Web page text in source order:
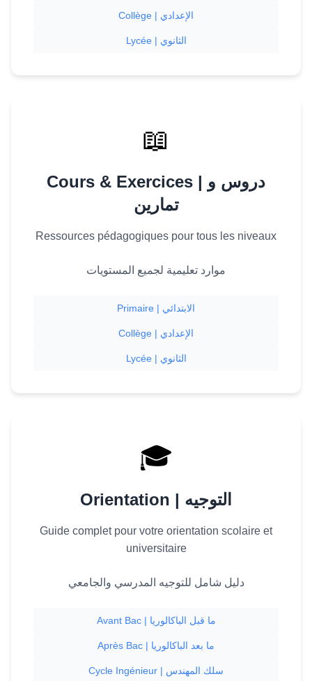
Collège | الإعدادي
Lycée | الثانوي
📖
Cours & Exercices | دروس و
تمارين
Ressources pédagogiques pour tous les niveaux
موارد تعليمية لجميع المستويات
Primaire | الابتدائي
Collège | الإعدادي
Lycée | الثانوي
🎓
Orientation | التوجيه
Guide complet pour votre orientation scolaire et
universitaire
دليل شامل للتوجيه المدرسي والجامعي
Avant Bac | ما قبل الباكالوريا
Après Bac | ما بعد الباكالوريا
Cycle Ingénieur | سلك المهندس